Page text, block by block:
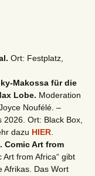
Ort: Festplatz,
Makossa für die
Lobe. Moderation
Noufélé. –
Ort: Black Box,
dazu HIER
Comic Art from
Art from Africa“ gibt
Afrikas. Das Wort